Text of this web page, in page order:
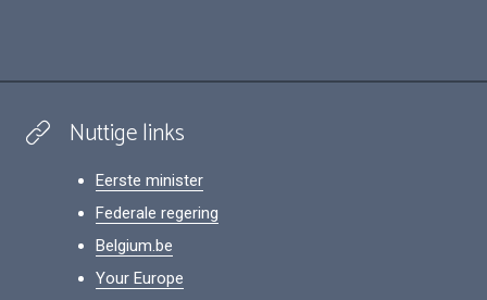
Nuttige links
Eerste minister
Federale regering
Belgium.be
Your Europe